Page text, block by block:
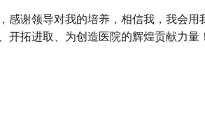
谢领导对我的培养，相信我，我会
拓进取、为创造医院的辉煌贡献力量